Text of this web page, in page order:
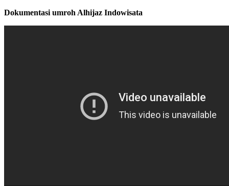
Dokumentasi umroh Alhijaz Indowisata